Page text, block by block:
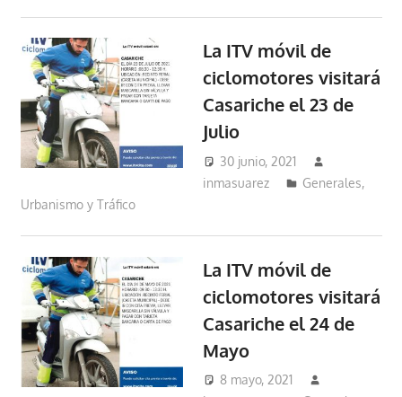
La ITV móvil de
ciclomotores visitará
Casariche el 23 de
Julio
30 junio, 2021
inmasuarez
Generales,
Urbanismo y Tráfico
La ITV móvil de
ciclomotores visitará
Casariche el 24 de
Mayo
8 mayo, 2021